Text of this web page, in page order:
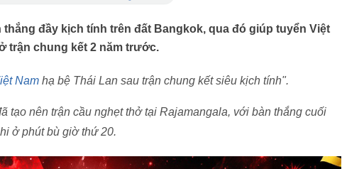
thắng đầy kịch tính trên đất Bangkok, qua đó giúp tuyển Việt
trận chung kết 2 năm trước.
Nam hạ bệ Thái Lan sau trận chung kết siêu kịch tính".
tạo nên trận cầu nghẹt thở tại Rajamangala, với bàn thắng cuối
ở phút bù giờ thứ 20.